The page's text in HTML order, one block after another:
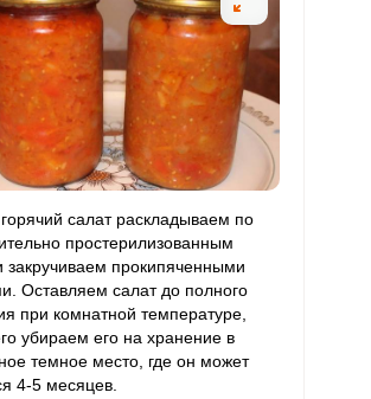
салат раскладываем по
простерилизованным
закручиваем прокипяченными
Оставляем салат до полного
при комнатной температуре,
убираем его на хранение в
темное место, где он может
4-5 месяцев.